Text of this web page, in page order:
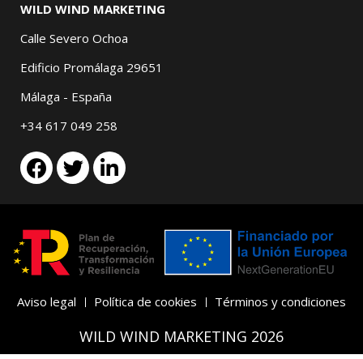
WILD WIND MARKETING
Calle Severo Ochoa
Edificio Promálaga 29651
Málaga - España
+34 617 049 258
Aviso legal Política de cookies Términos y condiciones
WILD WIND MARKETING 2026